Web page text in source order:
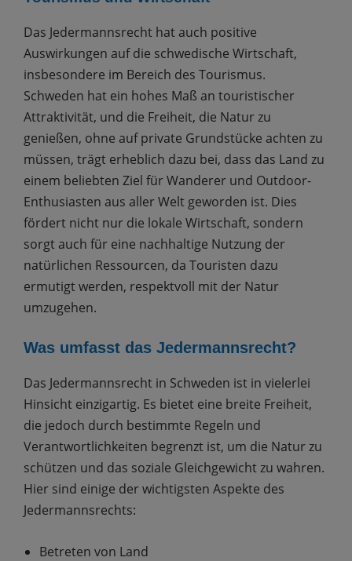
Das Jedermannsrecht hat auch positive
Auswirkungen auf die schwedische Wirtschaft,
insbesondere im Bereich des Tourismus.
Schweden hat ein hohes Maß an touristischer
Attraktivität, und die Freiheit, die Natur zu
genießen, ohne auf private Grundstücke achten zu
müssen, trägt erheblich dazu bei, dass das Land zu
einem beliebten Ziel für Wanderer und Outdoor-
Enthusiasten aus aller Welt geworden ist. Dies
fördert nicht nur die lokale Wirtschaft, sondern
sorgt auch für eine nachhaltige Nutzung der
natürlichen Ressourcen, da Touristen dazu
ermutigt werden, respektvoll mit der Natur
umzugehen.
Was umfasst das Jedermannsrecht?
Das Jedermannsrecht in Schweden ist in vielerlei
Hinsicht einzigartig. Es bietet eine breite Freiheit,
die jedoch durch bestimmte Regeln und
Verantwortlichkeiten begrenzt ist, um die Natur zu
schützen und das soziale Gleichgewicht zu wahren.
Hier sind einige der wichtigsten Aspekte des
Jedermannsrechts:
Betreten von Land